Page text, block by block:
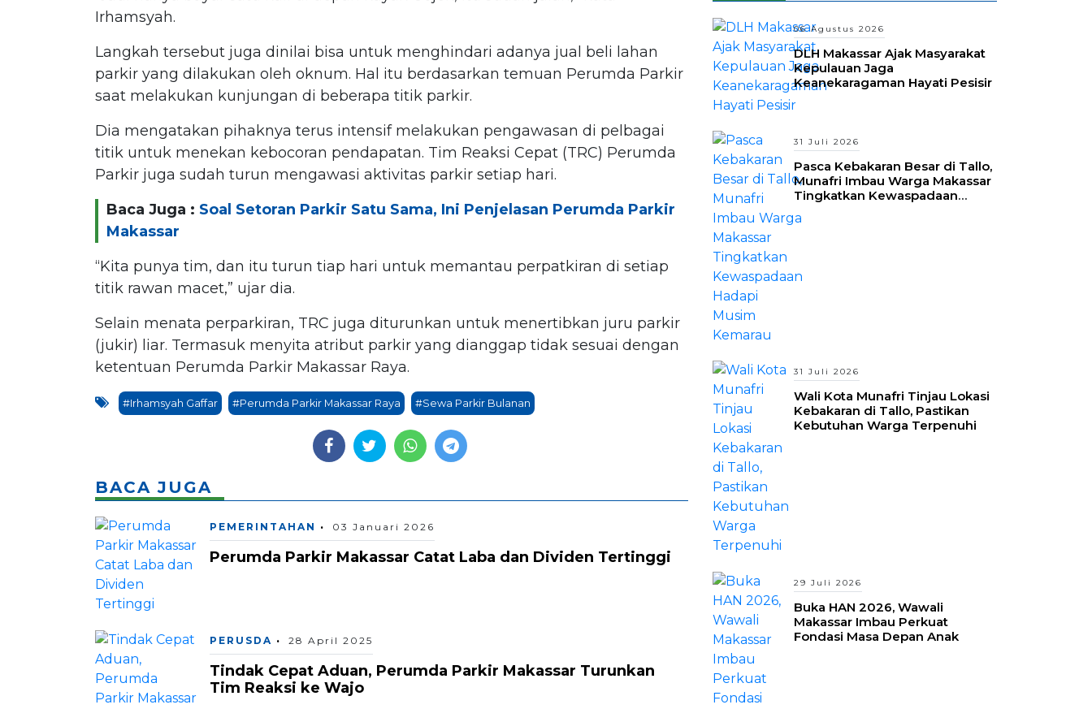
Irhamsyah.
Langkah tersebut juga dinilai bisa untuk menghindari adanya jual beli lahan
parkir yang dilakukan oleh oknum. Hal itu berdasarkan temuan Perumda Parkir
saat melakukan kunjungan di beberapa titik parkir.
Dia mengatakan pihaknya terus intensif melakukan pengawasan di pelbagai
titik untuk menekan kebocoran pendapatan. Tim Reaksi Cepat (TRC) Perumda
Parkir juga sudah turun mengawasi aktivitas parkir setiap hari.
Baca Juga : Soal Setoran Parkir Satu Sama, Ini Penjelasan Perumda Parkir
Makassar
“Kita punya tim, dan itu turun tiap hari untuk memantau perpatkiran di setiap
titik rawan macet,” ujar dia.
Selain menata perparkiran, TRC juga diturunkan untuk menertibkan juru parkir
(jukir) liar. Termasuk menyita atribut parkir yang dianggap tidak sesuai dengan
ketentuan Perumda Parkir Makassar Raya.
#Irhamsyah Gaffar #Perumda Parkir Makassar Raya #Sewa Parkir Bulanan
BACA JUGA
PEMERINTAHAN 03 Januari 2026
Perumda Parkir Makassar Catat Laba dan Dividen Tertinggi
PERUSDA 28 April 2025
Tindak Cepat Aduan, Perumda Parkir Makassar Turunkan
Tim Reaksi ke Wajo
06 Agustus 2026
DLH Makassar Ajak Masyarakat
Kepulauan Jaga
Keanekaragaman Hayati Pesisir
31 Juli 2026
Pasca Kebakaran Besar di Tallo,
Munafri Imbau Warga Makassar
Tingkatkan Kewaspadaan
31 Juli 2026
Wali Kota Munafri Tinjau Lokasi
Kebakaran di Tallo, Pastikan
Kebutuhan Warga Terpenuhi
29 Juli 2026
Buka HAN 2026, Wawali
Makassar Imbau Perkuat
Fondasi Masa Depan Anak